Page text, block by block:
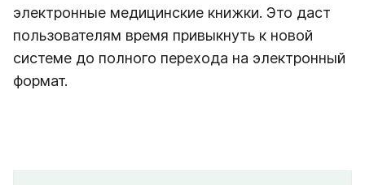
электронные медицинские книжки. Это даст
пользователям время привыкнуть к новой
системе до полного перехода на электронный
формат.